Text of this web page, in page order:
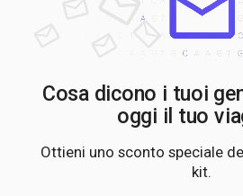
Cosa dicono i tuoi
oggi il tuo
Ottieni uno sconto speciale
kit.